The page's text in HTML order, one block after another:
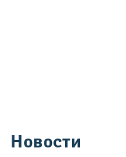
Новости